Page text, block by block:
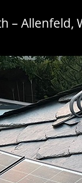
– Allenfeld,